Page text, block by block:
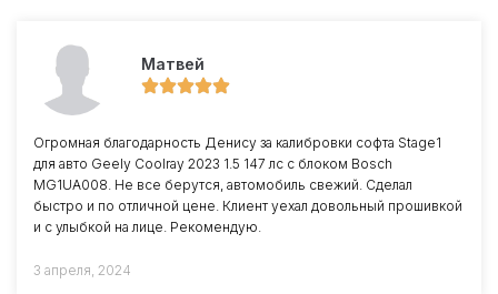
Матвей
Огромная благодарность Денису за калибровки софта Stage1
для авто Geely Coolray 2023 1.5 147 лс с блоком Bosch
MG1UA008. Не все берутся, автомобиль свежий. Сделал
быстро и по отличной цене. Клиент уехал довольный прошивкой
и с улыбкой на лице. Рекомендую.
3 апреля, 2024